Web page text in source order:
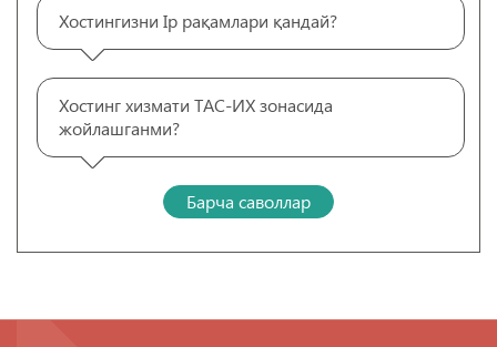
Хостингизни Ip рақамлари қандай?
Хостинг хизмати ТАС-ИХ зонасида
жойлашганми?
Барча саволлар